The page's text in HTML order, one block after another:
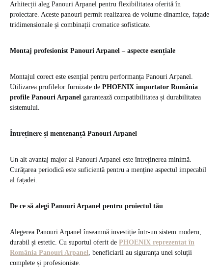
Arhitecții aleg Panouri Arpanel pentru flexibilitatea oferită în
proiectare. Aceste panouri permit realizarea de volume dinamice, fațade
tridimensionale și combinații cromatice sofisticate.
Montaj profesionist Panouri Arpanel – aspecte esențiale
Montajul corect este esențial pentru performanța Panouri Arpanel.
Utilizarea profilelor furnizate de PHOENIX importator România
profile Panouri Arpanel garantează compatibilitatea și durabilitatea
sistemului.
Întreținere și mentenanță Panouri Arpanel
Un alt avantaj major al Panouri Arpanel este întreținerea minimă.
Curățarea periodică este suficientă pentru a menține aspectul impecabil
al fațadei.
De ce să alegi Panouri Arpanel pentru proiectul tău
Alegerea Panouri Arpanel înseamnă investiție într-un sistem modern,
durabil și estetic. Cu suportul oferit de PHOENIX reprezentat în
România Panouri Arpanel, beneficiarii au siguranța unei soluții
complete și profesioniste.